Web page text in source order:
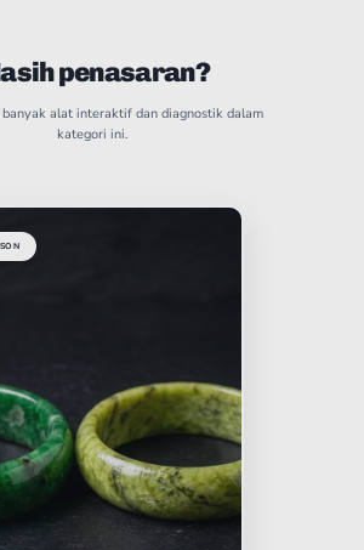
penasaran?
alat interaktif dan diagnostik dalam
kategori ini.